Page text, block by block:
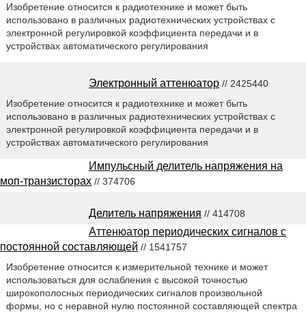
Изобретение относится к радиотехнике и может быть
использовано в различных радиотехнических устройствах с
электронной регулировкой коэффициента передачи и в
устройствах автоматического регулирования
Электронный аттенюатор // 2425440
Изобретение относится к радиотехнике и может быть
использовано в различных радиотехнических устройствах с
электронной регулировкой коэффициента передачи и в
устройствах автоматического регулирования
Импульсный делитель напряжения на
моп-транзисторах // 374706
Делитель напряжения // 414708
Аттенюатор периодических сигналов с
постоянной составляющей // 1541757
Изобретение относится к измерительной технике и может
использоваться для ослабления с высокой точностью
широкополосных периодических сигналов произвольной
формы, но с неравной нулю постоянной составляющей спектра